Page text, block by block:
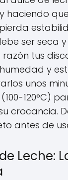
haciendo
ser seca y
tus
y
unos
120°C)
crocancia.
antes de
Leche: